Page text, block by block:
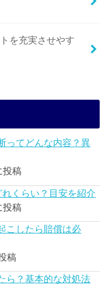
を充実させやす
ってどんな内容？異
投稿
れくらい？目安を紹介
投稿
こしたら賠償は必
稿
ら？基本的な対処法